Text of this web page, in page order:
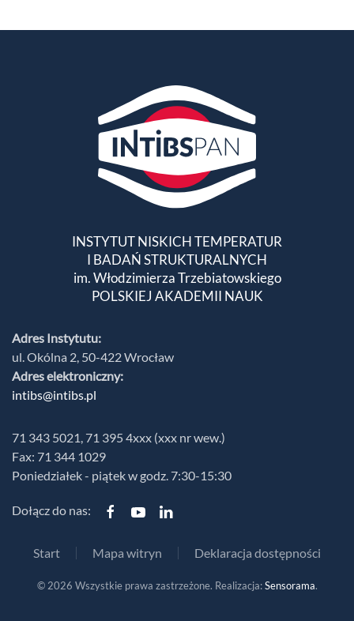
INSTYTUT NISKICH TEMPERATUR
I BADAŃ STRUKTURALNYCH
im. Włodzimierza Trzebiatowskiego
POLSKIEJ AKADEMII NAUK
Adres Instytutu:
ul. Okólna 2, 50-422 Wrocław
Adres elektroniczny:
intibs@intibs.pl
71 343 5021, 71 395 4xxx (xxx nr wew.)
Fax: 71 344 1029
Poniedziałek - piątek w godz. 7:30-15:30
Dołącz do nas:
Start Mapa witryn Deklaracja dostępności
©2026 Wszystkie prawa zastrzeżone. Realizacja:Sensorama.